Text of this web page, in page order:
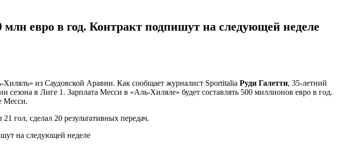
евро в год. Контракт подпишут на следующей неделе
Хиляль» из Саудовской Аравии. Как сообщает журналист Sportitalia Руди Галетти, 35-летний
в Лиге 1. Зарплата Месси в «Аль-Хиляле» будет составлять 500 миллионов евро в год.
Месси.
гол, сделал 20 результативных передач.